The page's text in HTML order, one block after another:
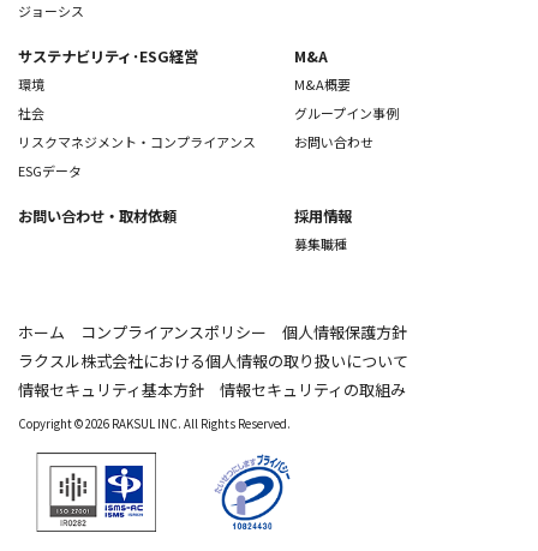
ジョーシス
サステナビリティ･ESG経営
環境
社会
リスクマネジメント・コンプライアンス
ESGデータ
M&A
M&A概要
グループイン事例
お問い合わせ
お問い合わせ ・取材依頼 採用情報
募集職種
ホーム コンプライアンスポリシー
個人情報保護方針
ラクスル株式会社における個人情報の取り扱いについて
情報セキュリティ基本方針
情報セキュリティの取組み
Copyright © 2026 RAKSUL INC. All Rights Reserved.